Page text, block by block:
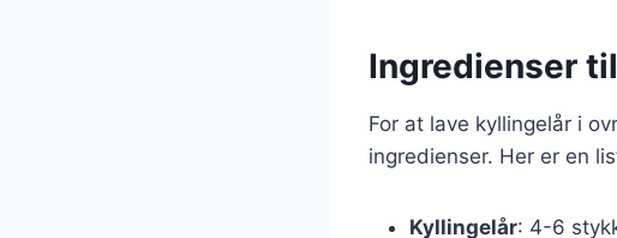
Ingredienser
For at lave kyllingelår i
ingredienser. Her er en
Kyllingelår: 4-6